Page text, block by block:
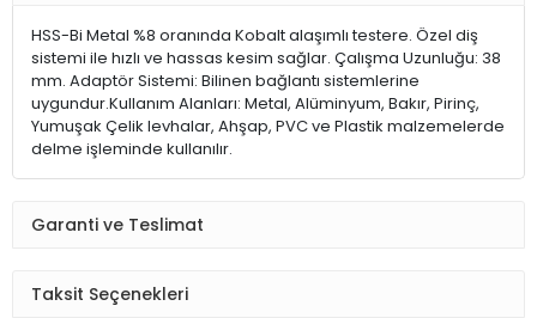
HSS-Bi Metal %8 oranında Kobalt alaşımlı testere. Özel diş
sistemi ile hızlı ve hassas kesim sağlar. Çalışma Uzunluğu: 38
mm. Adaptör Sistemi: Bilinen bağlantı sistemlerine
uygundur.Kullanım Alanları: Metal, Alüminyum, Bakır, Pirinç,
Yumuşak Çelik levhalar, Ahşap, PVC ve Plastik malzemelerde
delme işleminde kullanılır.
Garanti ve Teslimat
Taksit Seçenekleri